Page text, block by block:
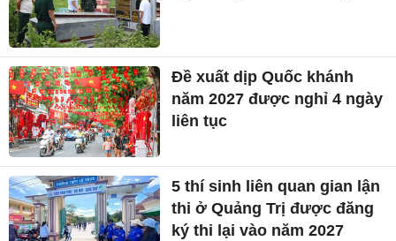
Đề xuất dịp Quốc khánh
năm 2027 được nghỉ 4 ngày
liên tục
5 thí sinh liên quan gian lận
thi ở Quảng Trị được đăng
ký thi lại vào năm 2027